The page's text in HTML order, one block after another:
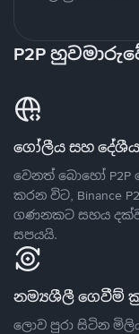
P2P
ගෝලීය සහ
වෙනත් බොහෝ P2P
කරන විට, Binance
ගණනකට සහය
සපයයි.
නම්‍යශීලී ගෙවීම්
ලොව පුරා සිටින